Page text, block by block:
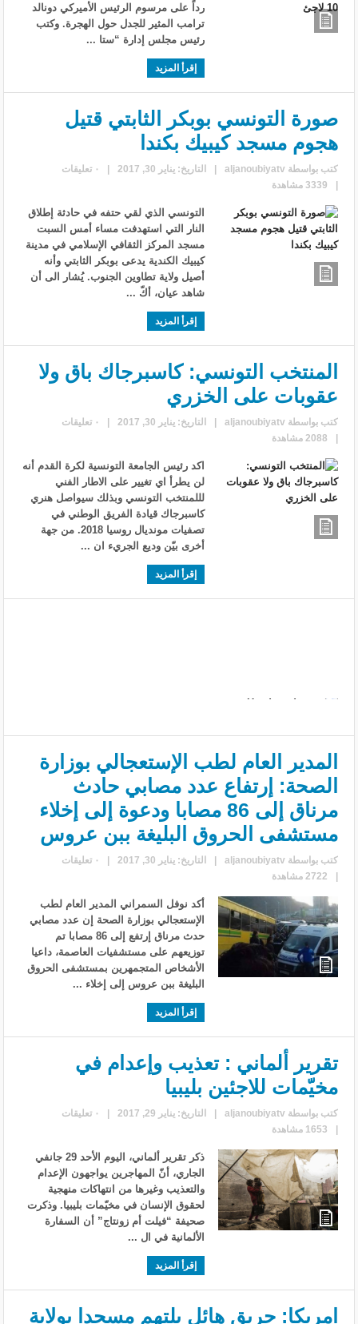
رداً على مرسوم الرئيس الأميركي دونالد
ترامب المثير للجدل حول الهجرة. وكتب
رئيس مجلس إدارة “ستا ...
إقرأ المزيد
صورة التونسي بوبكر الثابتي قتيل
هجوم مسجد كيبيك بكندا
كتب بواسطةaljanoubiyatv
| التاريخ: يناير 30, 2017 |
٠ تعليقات
|
3339 مشاهدة
التونسي الذي لقي حتفه في حادثة إطلاق
النار التي استهدفت مساء أمس السبت
مسجد المركز الثقافي الإسلامي في مدينة
كيبيك الكندية يدعى بوبكر الثابتي وأنه
أصيل ولاية تطاوين الجنوب. يُشار الى أن
شاهد عيان، أكّ ...
إقرأ المزيد
المنتخب التونسي: كاسبرجاك باق ولا
عقوبات على الخزري
كتب بواسطةaljanoubiyatv
| التاريخ: يناير 30, 2017 |
٠ تعليقات
|
2088 مشاهدة
اكد رئيس الجامعة التونسية لكرة القدم أنه
لن يطرأ اي تغيير على الاطار الفني
لللمنتخب التونسي وبذلك سيواصل هنري
كاسبرجاك قيادة الفريق الوطني في
تصفيات مونديال روسيا 2018. من جهة
أخرى بيّن وديع الجريء ان ...
إقرأ المزيد
المدير العام لطب الإستعجالي بوزارة
الصحة: إرتفاع عدد مصابي حادث
مرناق إلى 86 مصابا ودعوة إلى إخلاء
مستشفى الحروق البليغة ببن عروس
كتب بواسطةaljanoubiyatv
| التاريخ: يناير 30, 2017 |
٠ تعليقات
|
2722 مشاهدة
أكد نوفل السمراني المدير العام لطب
الإستعجالي بوزارة الصحة إن عدد مصابي
حدث مرناق إرتفع إلى 86 مصابا تم
توزيعهم على مستشفيات العاصمة، داعيا
الأشخاص المتجمهرين بمستشفى الحروق
البليغة ببن عروس إلى إخلاء ...
إقرأ المزيد
تقرير ألماني : تعذيب وإعدام في
مخيّمات للاجئين بليبيا
كتب بواسطةaljanoubiyatv
| التاريخ: يناير 29, 2017 |
٠ تعليقات
|
1653 مشاهدة
ذكر تقرير ألماني، اليوم الأحد 29 جانفي
الجاري، أنّ المهاجرين يواجهون الإعدام
والتعذيب وغيرها من انتهاكات منهجية
لحقوق الإنسان في مخيّمات بليبيا. وذكرت
صحيفة “فيلت أم زونتاج” أن السفارة
الألمانية في ال ...
إقرأ المزيد
امريكا: حريق هائل يلتهم مسجدا بولاية